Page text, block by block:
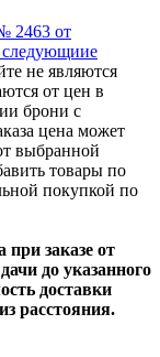
2463 от
следующиие
не являются
от цен в
брони с
цена может
выбранной
товары по
покупкой по
при заказе от
до указанного
доставки
расстояния.